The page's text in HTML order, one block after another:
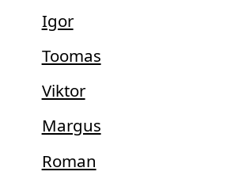
Igor
Toomas
Viktor
Margus
Roman